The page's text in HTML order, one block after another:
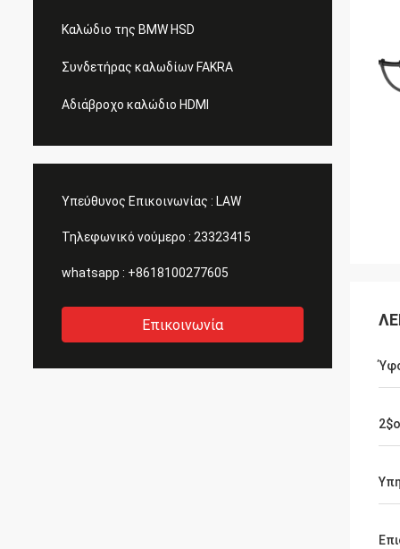
Καλώδιο της BMW HSD
Συνδετήρας καλωδίων FAKRA
Αδιάβροχο καλώδιο HDMI
Υπεύθυνος Επικοινωνίας : LAW
Τηλεφωνικό νούμερο : 23323415
whatsapp : +8618100277605
Επικοινωνία